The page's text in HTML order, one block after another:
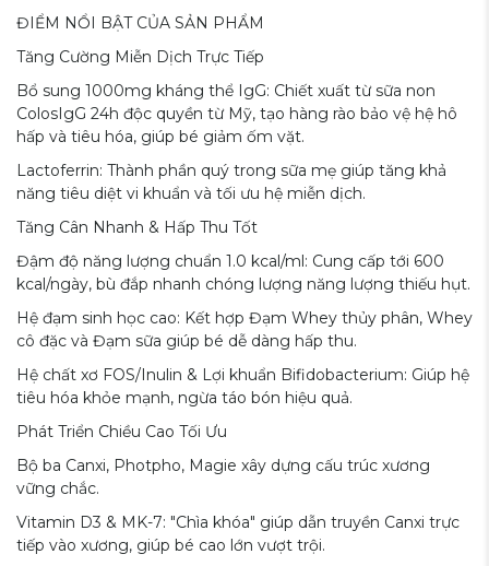
ĐIỂM NỔI BẬT CỦA SẢN PHẨM
️Tăng Cường Miễn Dịch Trực Tiếp
Bổ sung 1000mg kháng thể IgG: Chiết xuất từ sữa non
ColosIgG 24h độc quyền từ Mỹ, tạo hàng rào bảo vệ hệ hô
hấp và tiêu hóa, giúp bé giảm ốm vặt.
Lactoferrin: Thành phần quý trong sữa mẹ giúp tăng khả
năng tiêu diệt vi khuẩn và tối ưu hệ miễn dịch.
Tăng Cân Nhanh & Hấp Thu Tốt
Đậm độ năng lượng chuẩn 1.0 kcal/ml: Cung cấp tới 600
kcal/ngày, bù đắp nhanh chóng lượng năng lượng thiếu hụt.
Hệ đạm sinh học cao: Kết hợp Đạm Whey thủy phân, Whey
cô đặc và Đạm sữa giúp bé dễ dàng hấp thu.
Hệ chất xơ FOS/Inulin & Lợi khuẩn Bifidobacterium: Giúp hệ
tiêu hóa khỏe mạnh, ngừa táo bón hiệu quả.
Phát Triển Chiều Cao Tối Ưu
Bộ ba Canxi, Photpho, Magie xây dựng cấu trúc xương
vững chắc.
Vitamin D3 & MK-7: "Chìa khóa" giúp dẫn truyền Canxi trực
tiếp vào xương, giúp bé cao lớn vượt trội.